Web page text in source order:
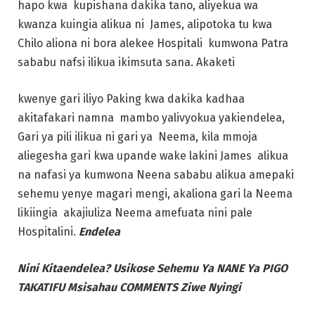
hapo kwa kupishana dakika tano, aliyekua wa
kwanza kuingia alikua ni James, alipotoka tu kwa
Chilo aliona ni bora alekee Hospitali kumwona Patra
sababu nafsi ilikua ikimsuta sana. Akaketi
kwenye gari iliyo Paking kwa dakika kadhaa
akitafakari namna mambo yalivyokua yakiendelea,
Gari ya pili ilikua ni gari ya Neema, kila mmoja
aliegesha gari kwa upande wake lakini James alikua
na nafasi ya kumwona Neena sababu alikua amepaki
sehemu yenye magari mengi, akaliona gari la Neema
likiingia akajiuliza Neema amefuata nini pale
Hospitalini. Endelea
Nini Kitaendelea? Usikose Sehemu Ya NANE Ya PIGO
TAKATIFU Msisahau COMMENTS Ziwe Nyingi